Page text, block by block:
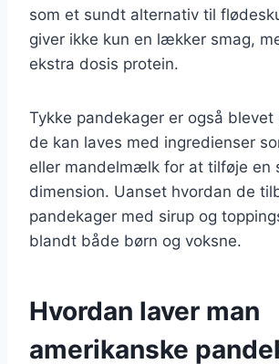
som et sundt alternativ til
giver ikke kun en lækker smag,
ekstra dosis protein.
Tykke pandekager er også
de kan laves med ingredienser
eller mandelmælk for at tilføje en
dimension. Uanset hvordan de
pandekager med sirup og
blandt både børn og voksne.
Hvordan laver man
amerikanske